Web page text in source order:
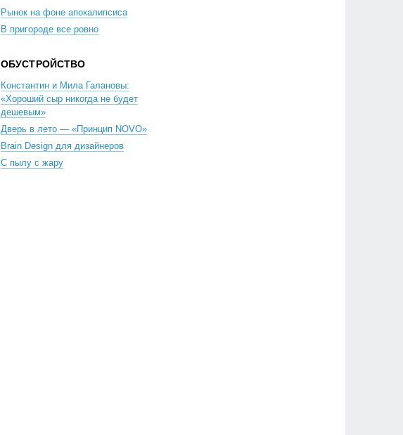
Рынок на фоне апокалипсиса
В пригороде все ровно
ОБУСТРОЙСТВО
Константин и Мила Галановы:
«Хороший сыр никогда не будет
дешевым»
Дверь в лето — «Принцип NOVO»
Brain Design для дизайнеров
С пылу с жару